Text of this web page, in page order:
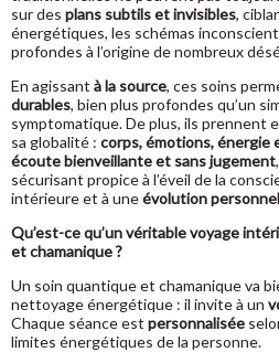
sur des plans subtils et invisibles,
énergétiques, les schémas
profondes à l’origine de nombreux
En agissant à la source, ces soins
durables, bien plus profondes qu’un
symptomatique. De plus, ils prennent
sa globalité : corps, émotions, énergie
écoute bienveillante et sans jugement
sécurisant propice à l’éveil de la
intérieure et à uneévolution
Qu’est-ce qu’un véritable voyage
et chamanique ?
Un soin quantique et chamanique va
nettoyage énergétique : il invite à un
Chaque séance est personnalisée
limites énergétiques de la personne.